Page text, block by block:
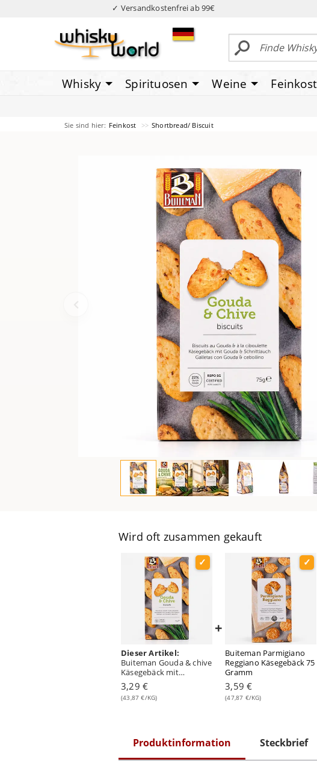
✓ Versandkostenfrei ab 99€
Whisky Spirituosen Weine Feinkost
Sie sind hier: Feinkost Shortbread/ Biscuit
Wird oft zusammen gekauft
Dieser Artikel:
Buiteman Gouda & chive
Käsegebäck mit
Schnittlauch 75 Gramm
3,29 €
(43,87 €/KG)
+
Buiteman Parmigiano
Reggiano Käsegebäck 75
Gramm
3,59 €
(47,87 €/KG)
Produktinformation Steckbrief